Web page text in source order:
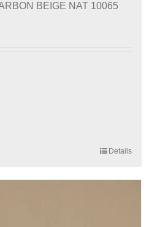
BEIGE NAT 10065
Details